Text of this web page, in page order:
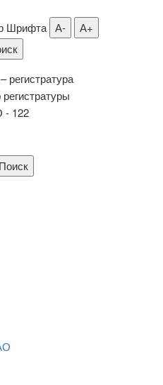
Шрифта А- А+
– регистратура
- 122